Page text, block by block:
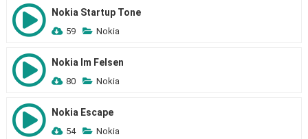
Nokia Startup Tone
59 Nokia
Nokia Im Felsen
80 Nokia
Nokia Escape
54 Nokia